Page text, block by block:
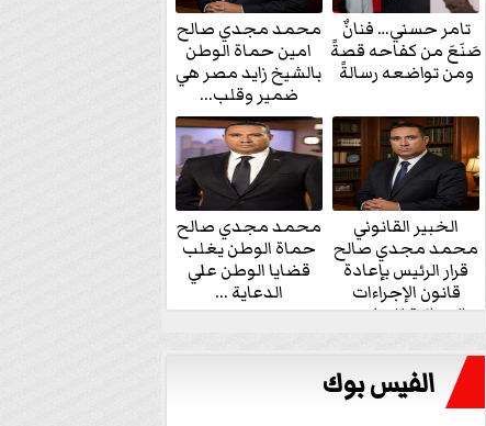
تامر حسني… فنانٌ
صَنَعَ من كفاحه قصةً
ومن تواضعه رسالةً
محمد مجدي صالح
امين حماة الوطن
بالشيخ زايد مصر هي
ضمير وقلب...
الخبير القانوني
محمد مجدي صالح
قرار الرئيس بإعادة
قانون الإجراءات
الجنائية للنواب...
محمد مجدي صالح
حماة الوطن يغلب
قضايا الوطن علي
الدعاية ...
الفيس بوك